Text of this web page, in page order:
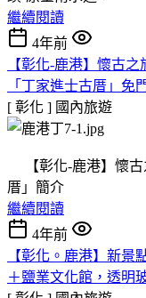
繼續閱讀
4年前
【彰化-鹿港】懷古
「丁家進士古厝」免
[ 彰化 ] 國內旅遊
【彰化-鹿港】懷古
厝」簡介
繼續閱讀
4年前
【彰化。鹿港】新景
＋鹽業文化館，透明